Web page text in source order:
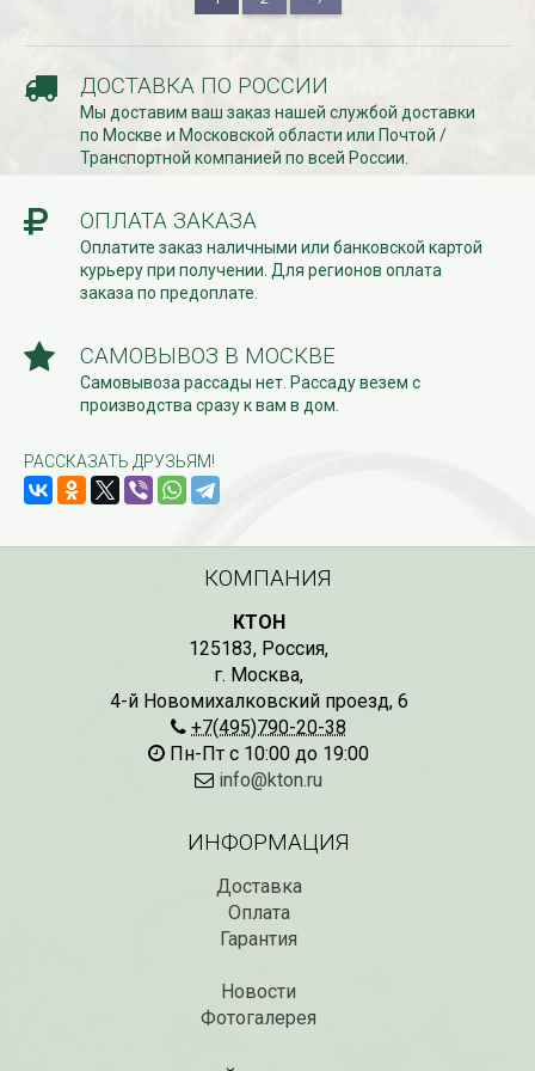
ДОСТАВКА ПО РОССИИ
Мы доставим ваш заказ нашей службой доставки
по Москве и Московской области или Почтой /
Транспортной компанией по всей России.
ОПЛАТА ЗАКАЗА
Оплатите заказ наличными или банковской картой
курьеру при получении. Для регионов оплата
заказа по предоплате.
САМОВЫВОЗ В МОСКВЕ
Самовывоза рассады нет. Рассаду везем с
производства сразу к вам в дом.
РАССКАЗАТЬ ДРУЗЬЯМ!
КОМПАНИЯ
КТОН
125183, Россия,
г. Москва,
4-й Новомихалковский проезд, 6
+7(495)790-20-38
Пн-Пт с 10:00 до 19:00
info@kton.ru
ИНФОРМАЦИЯ
Доставка
Оплата
Гарантия
Новости
Фотогалерея